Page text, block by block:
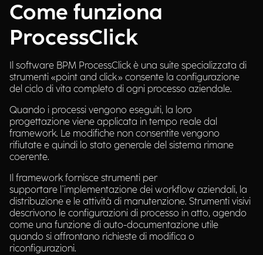
Come funziona
ProcessClick
Il software BPM ProcessClick è una suite specializzata di
strumenti «point and click» consente la configurazione
del ciclo di vita completo di ogni processo aziendale.
Quando i processi vengono eseguiti, la loro
progettazione viene applicata in tempo reale dal
framework. Le modifiche non consentite vengono
rifiutate e quindi lo stato generale del sistema rimane
coerente.
Il framework fornisce strumenti per
supportare l'implementazione dei workflow aziendali, la
distribuzione e le attività di manutenzione. Strumenti visivi
descrivono le configurazioni di processo in atto, agendo
come una funzione di auto-documentazione utile
quando si affrontano richieste di modifica o
riconfigurazioni.